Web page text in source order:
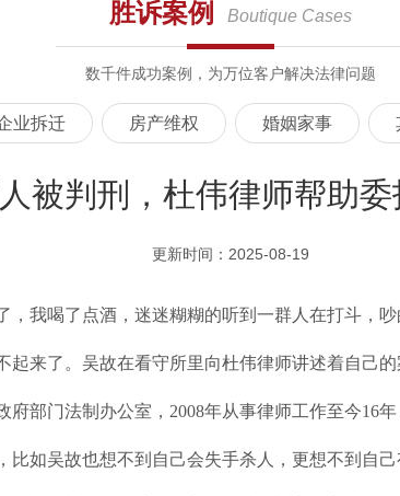
胜诉案例 Boutique Cases
数千件成功案例，为万位客户解决法律问题
业拆迁 房产维权 婚姻家事
被判刑，杜伟律师帮助
更新时间：2025-08-19
我喝了点酒，迷迷糊糊的听到一群人在打斗，
来了。吴故在看守所里向杜伟律师讲述着自己的
部门法制办公室，2008年从事律师工作至今16
如吴故也想不到自己会失手杀人，更想不到自己